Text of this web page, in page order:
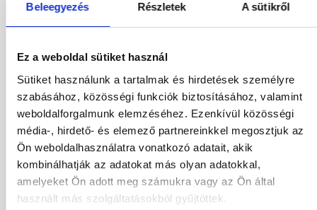
Beleegyezés Részletek A sütikről
Ez a weboldal sütiket használ
Sütiket használunk a tartalmak és hirdetések személyre
szabásához, közösségi funkciók biztosításához, valamint
weboldalforgalmunk elemzéséhez. Ezenkívül közösségi
média-, hirdető- és elemező partnereinkkel megosztjuk az
Ön weboldalhasználatra vonatkozó adatait, akik
kombinálhatják az adatokat más olyan adatokkal,
amelyeket Ön adott meg számukra vagy az Ön által
használt más szolgáltatásokból gyűjtöttek.
481 720HUF
2Felnőttek,0 Gyermekek Kiválasztás
05.10.2026- 14.10.2026(9 Éjszaka)
BudapestJáratinformációk
STANDARD DOUBLE ROOM
All Inclusive
564 622HUF
2Felnőttek,0 Gyermekek Kiválasztás